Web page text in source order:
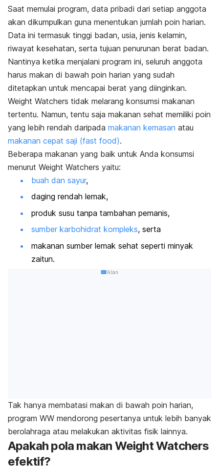
Saat memulai program, data pribadi dari setiap anggota
akan dikumpulkan guna menentukan jumlah poin harian.
Data ini termasuk tinggi badan, usia, jenis kelamin,
riwayat kesehatan, serta tujuan penurunan berat badan.
Nantinya ketika menjalani program ini, seluruh anggota
harus makan di bawah poin harian yang sudah
ditetapkan untuk mencapai berat yang diinginkan.
Weight Watchers tidak melarang konsumsi makanan
tertentu. Namun, tentu saja makanan sehat memiliki poin
yang lebih rendah daripada makanan kemasan atau
makanan cepat saji (fast food).
Beberapa makanan yang baik untuk Anda konsumsi
menurut Weight Watchers yaitu:
buah dan sayur,
daging rendah lemak,
produk susu tanpa tambahan pemanis,
sumber karbohidrat kompleks, serta
makanan sumber lemak sehat seperti minyak
zaitun.
Iklan
Tak hanya membatasi makan di bawah poin harian,
program WW mendorong pesertanya untuk lebih banyak
berolahraga atau melakukan aktivitas fisik lainnya.
Apakah pola makan Weight Watchers
efektif?